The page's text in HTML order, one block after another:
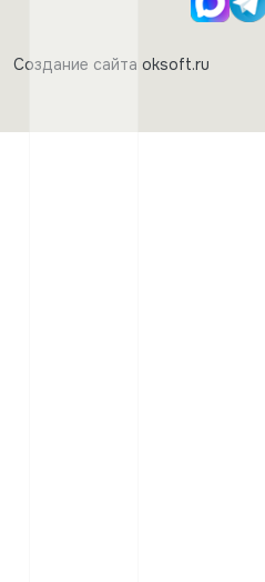
Создание сайта oksoft.ru